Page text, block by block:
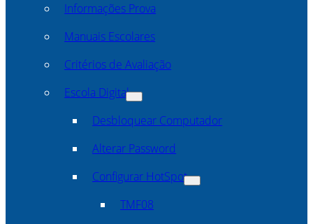
Informações Prova
Manuais Escolares
Critérios de Avaliação
Escola Digital
Desbloquear Computador
Alterar Password
Configurar HotSpot
TMF08